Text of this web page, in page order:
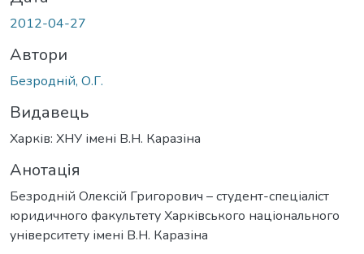
2012-04-27
Автори
Безродній, О.Г.
Видавець
Харків: ХНУ імені В.Н. Каразіна
Анотація
Безродній Олексій Григорович – студент-спеціаліст
юридичного факультету Харківського національного
університету імені В.Н. Каразіна